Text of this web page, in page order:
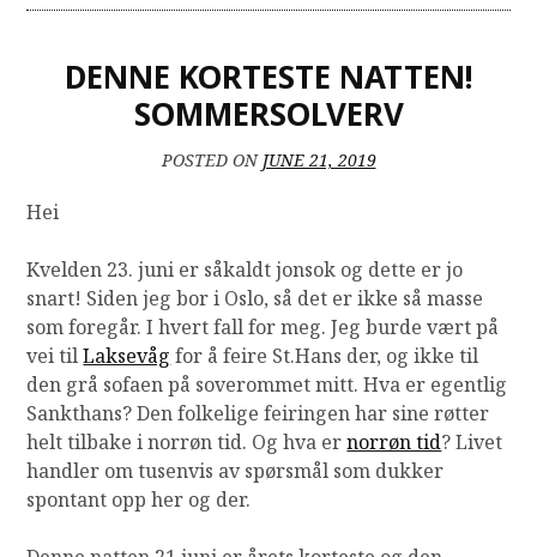
DENNE KORTESTE NATTEN!
SOMMERSOLVERV
POSTED ON JUNE 21, 2019
Hei
Kvelden 23. juni er såkaldt jonsok og dette er jo
snart! Siden jeg bor i Oslo, så det er ikke så masse
som foregår. I hvert fall for meg. Jeg burde vært på
vei tilLaksevåg for å feire St.Hans der, og ikke til
den grå sofaen på soverommet mitt. Hva er egentlig
Sankthans? Den folkelige feiringen har sine røtter
helt tilbake i norrøn tid. Og hva ernorrøn tid? Livet
handler om tusenvis av spørsmål som dukker
spontant opp her og der.